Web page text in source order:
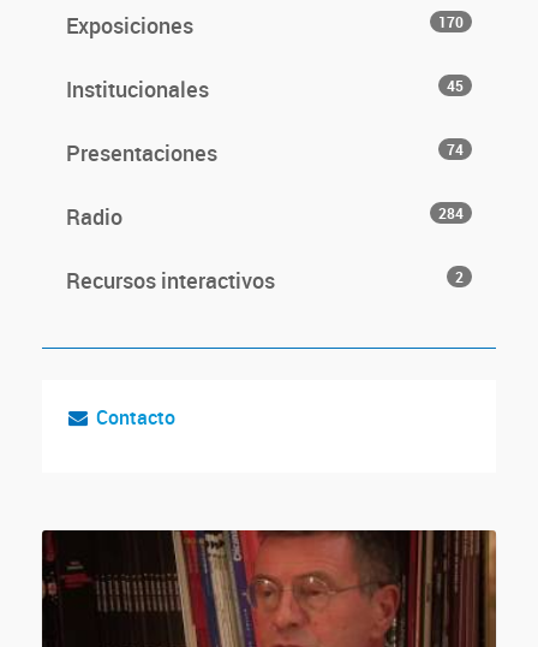
Exposiciones 170
Institucionales 45
Presentaciones 74
Radio 284
Recursos interactivos 2
Contacto